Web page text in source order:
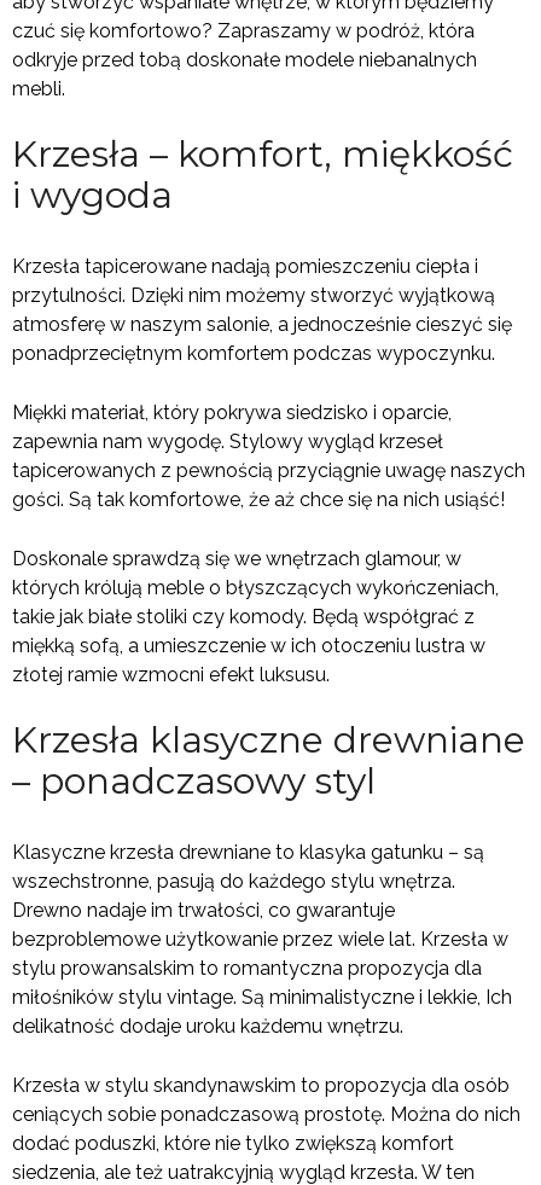
czuć się komfortowo? Zapraszamy w podróż, która
odkryje przed tobą doskonałe modele niebanalnych
mebli.
Krzesła – komfort, miękkość
i wygoda
Krzesła tapicerowane nadają pomieszczeniu ciepła i
przytulności. Dzięki nim możemy stworzyć wyjątkową
atmosferę w naszym salonie, a jednocześnie cieszyć się
ponadprzeciętnym komfortem podczas wypoczynku.
Miękki materiał, który pokrywa siedzisko i oparcie,
zapewnia nam wygodę. Stylowy wygląd krzeseł
tapicerowanych z pewnością przyciągnie uwagę naszych
gości. Są tak komfortowe, że aż chce się na nich usiąść!
Doskonale sprawdzą się we wnętrzach glamour, w
których królują meble o błyszczących wykończeniach,
takie jak białe stoliki czy komody. Będą współgrać z
miękką sofą, a umieszczenie w ich otoczeniu lustra w
złotej ramie wzmocni efekt luksusu.
Krzesła klasyczne drewniane
– ponadczasowy styl
Klasyczne krzesła drewniane to klasyka gatunku – są
wszechstronne, pasują do każdego stylu wnętrza.
Drewno nadaje im trwałości, co gwarantuje
bezproblemowe użytkowanie przez wiele lat. Krzesła w
stylu prowansalskim to romantyczna propozycja dla
miłośników stylu vintage. Są minimalistyczne i lekkie, Ich
delikatność dodaje uroku każdemu wnętrzu.
Krzesła w stylu skandynawskim to propozycja dla osób
ceniących sobie ponadczasową prostotę. Można do nich
dodać poduszki, które nie tylko zwiększą komfort
siedzenia, ale też uatrakcyjnią wygląd krzesła. W ten